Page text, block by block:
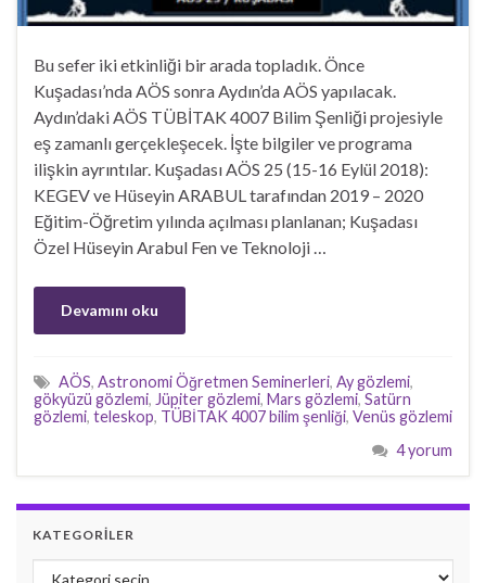
Bu sefer iki etkinliği bir arada topladık. Önce
Kuşadası’nda AÖS sonra Aydın’da AÖS yapılacak.
Aydın’daki AÖS TÜBİTAK 4007 Bilim Şenliği projesiyle
eş zamanlı gerçekleşecek. İşte bilgiler ve programa
ilişkin ayrıntılar. Kuşadası AÖS 25 (15-16 Eylül 2018):
KEGEV ve Hüseyin ARABUL tarafından 2019 – 2020
Eğitim-Öğretim yılında açılması planlanan; Kuşadası
Özel Hüseyin Arabul Fen ve Teknoloji …
Devamını oku
AÖS, Astronomi Öğretmen Seminerleri, Ay gözlemi,
gökyüzü gözlemi, Jüpiter gözlemi, Mars gözlemi, Satürn
gözlemi, teleskop, TÜBİTAK 4007 bilim şenliği, Venüs gözlemi
4 yorum
KATEGORILER
Kategoriler